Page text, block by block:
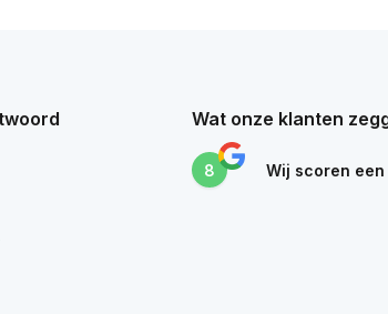
Wat onze klanten
8 Wij scoren een